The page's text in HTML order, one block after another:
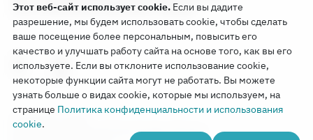
75-я годовщина операции «Север»
Copyright © 2026
Watch Tower Bible and Tract Society of Korea.
Этот веб-сайт использует cookie. Если вы дадите
разрешение, мы будем использовать cookie, чтобы сделать
ваше посещение более персональным, повысить его
качество и улучшать работу сайта на основе того, как вы его
используете. Если вы отклоните использование cookie,
некоторые функции сайта могут не работать. Вы можете
узнать больше о видах cookie, которые мы используем, на
странице Политика конфиденциальности и использования
cookie.